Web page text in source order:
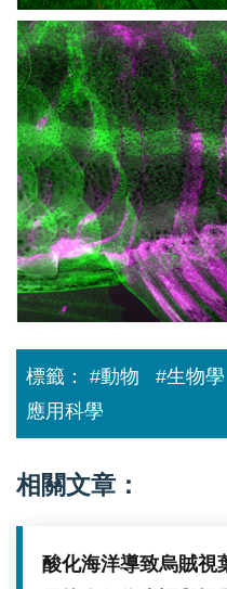
斑
馬
魚
標籤： #動物 #生物學
應用科學
相關文章：
酸化海洋導致烏賊視